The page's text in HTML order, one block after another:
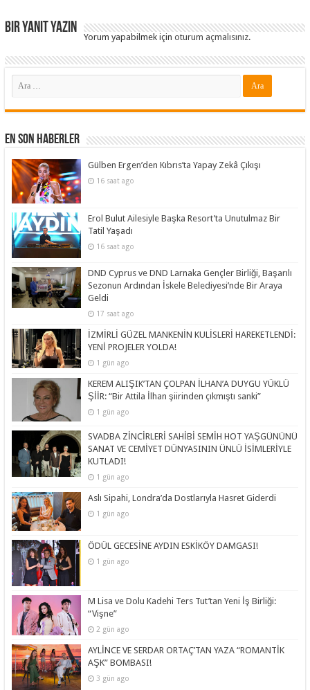
Bir yanıt yazın
Yorum yapabilmek içinoturum açmalısınız.
En Son Haberler
Gülben Ergen’den Kıbrıs’ta Yapay Zekâ Çıkışı
16 saat ago
Erol Bulut Ailesiyle Başka Resort’ta Unutulmaz Bir
Tatil Yaşadı
16 saat ago
DND Cyprus ve DND Larnaka Gençler Birliği, Başarılı
Sezonun Ardından İskele Belediyesi’nde Bir Araya
Geldi
17 saat ago
İZMİRLİ GÜZEL MANKENİN KULİSLERİ HAREKETLENDİ:
YENİ PROJELER YOLDA!
1 gün ago
KEREM ALIŞIK’TAN ÇOLPAN İLHAN’A DUYGU YÜKLÜ
ŞİİR: “Bir Attila İlhan şiirinden çıkmıştı sanki”
1 gün ago
SVADBA ZİNCİRLERİ SAHİBİ SEMİH HOT YAŞGÜNÜNÜ
SANAT VE CEMİYET DÜNYASININ ÜNLÜ İSİMLERİYLE
KUTLADI!
1 gün ago
Aslı Sipahi, Londra’da Dostlarıyla Hasret Giderdi
1 gün ago
ÖDÜL GECESİNE AYDIN ESKİKÖY DAMGASI!
1 gün ago
M Lisa ve Dolu Kadehi Ters Tut’tan Yeni İş Birliği:
“Vişne”
2 gün ago
AYLİNCE VE SERDAR ORTAÇ’TAN YAZA “ROMANTİK
AŞK” BOMBASI!
3 gün ago